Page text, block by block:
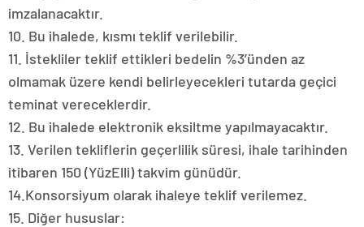
imzalanacaktır.
10. Bu ihalede, kısmı teklif verilebilir.
11. İstekliler teklif ettikleri bedelin %3’ünden az
olmamak üzere kendi belirleyecekleri tutarda geçici
teminat vereceklerdir.
12. Bu ihalede elektronik eksiltme yapılmayacaktır.
13. Verilen tekliflerin geçerlilik süresi, ihale tarihinden
itibaren 150 (YüzElli) takvim günüdür.
14.Konsorsiyum olarak ihaleye teklif verilemez.
15. Diğer hususlar: